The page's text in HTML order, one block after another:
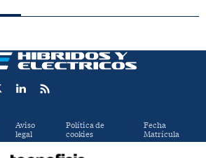
Aviso
legal
Política de
cookies
Fecha
Matrícula